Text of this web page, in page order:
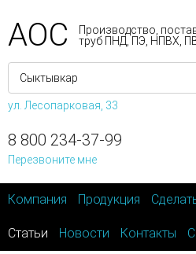
АОС
Производство,
труб ПНД, ПЭ, НПВХ,
ул. Лесопарковая, 33
8 800 234-37-99
Перезвоните мне
Компания Продукция
Статьи Новости Контакты